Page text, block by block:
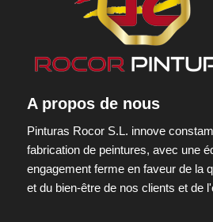
A propos de nous
Pinturas Rocor S.L. innove
fabrication de peintures, avec une
engagement ferme en faveur de la
et du bien-être de nos clients et de